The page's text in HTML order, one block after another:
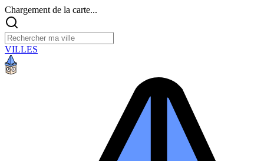
Chargement de la carte...
VILLES